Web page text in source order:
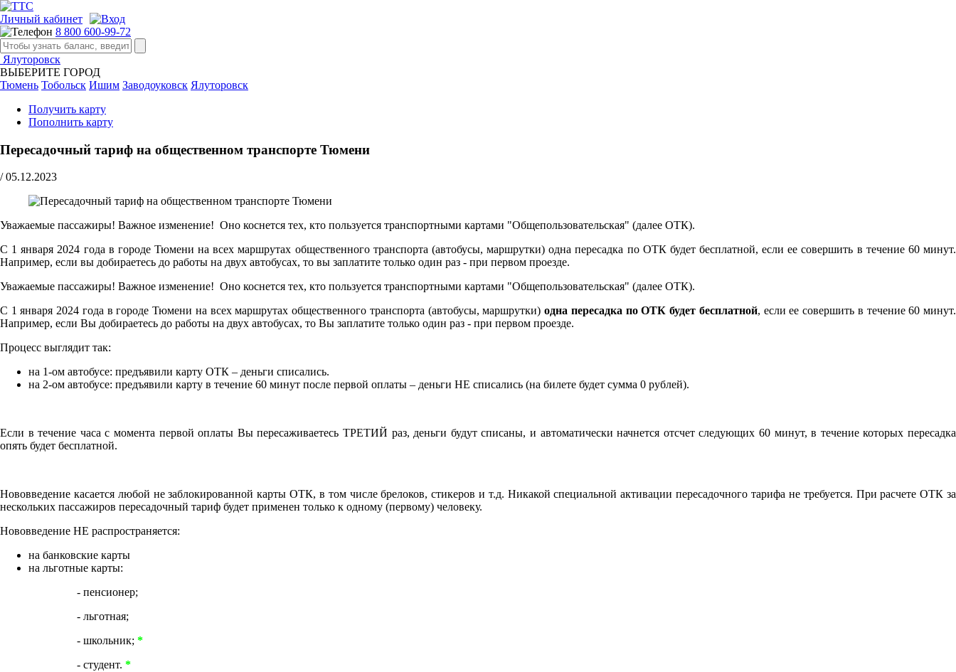
Личный кабинет
8 800 600-99-72
Ялуторовск
ВЫБЕРИТЕ ГОРОД
Тюмень Тобольск Ишим Заводоуковск Ялуторовск
Получить карту
Пополнить карту
Пересадочный тариф на общественном транспорте Тюмени
/ 05.12.2023
Уважаемые пассажиры! Важное изменение! Оно коснется тех, кто пользуется транспортными картами "Общепользовательская" (далее ОТК).
С 1 января 2024 года в городе Тюмени на всех маршрутах общественного транспорта (автобусы, маршрутки) одна пересадка по ОТК будет бесплатной, если ее совершить в течение 60 минут.
Например, если вы добираетесь до работы на двух автобусах, то вы заплатите только один раз - при первом проезде.
Уважаемые пассажиры! Важное изменение! Оно коснется тех, кто пользуется транспортными картами "Общепользовательская" (далее ОТК).
С 1 января 2024 года в городе Тюмени на всех маршрутах общественного транспорта (автобусы, маршрутки)одна пересадка по ОТК будет бесплатной, если ее совершить в течение 60 минут.
Например, если Вы добираетесь до работы на двух автобусах, то Вы заплатите только один раз - при первом проезде.
Процесс выглядит так:
на 1-ом автобусе: предъявили карту ОТК – деньги списались.
на 2-ом автобусе: предъявили карту в течение 60 минут после первой оплаты – деньги НЕ списались (на билете будет сумма 0 рублей).
Если в течение часа с момента первой оплаты Вы пересаживаетесь ТРЕТИЙ раз, деньги будут списаны, и автоматически начнется отсчет следующих 60 минут, в течение которых пересадка
опять будет бесплатной.
Нововведение касается любой не заблокированной карты ОТК, в том числе брелоков, стикеров и т.д. Никакой специальной активации пересадочного тарифа не требуется. При расчете ОТК за
нескольких пассажиров пересадочный тариф будет применен только к одному (первому) человеку.
Нововведение НЕ распространяется:
на банковские карты
на льготные карты:
- пенсионер;
- льготная;
- школьник; *
- студент. *